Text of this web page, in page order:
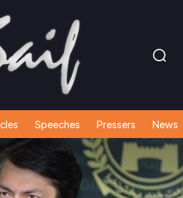
Speeches Pressers News